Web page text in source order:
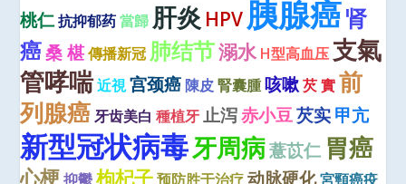
桃仁抗抑郁药 當歸 肝炎 HPV 胰腺癌肾
癌桑 椹傳播新冠 肺结节溺水 H型高血压 支氣
管哮喘近視宫颈癌 陳皮 腎囊腫咳嗽 芡 實 前
列腺癌 牙齿美白 種植牙 止泻赤小豆芡实甲亢
新型冠状病毒牙周病薏苡仁 胃癌
心梗 抑鬱 枸杞子 预防胜于治疗 动脉硬化宮頸癌疫